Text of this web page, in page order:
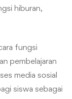
hiburan,
fungsi
pembelajaran
media sosial
siswa sebagai